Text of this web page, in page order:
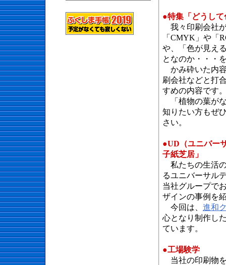
●特集「どうし
我々印刷会社
「CMYK」や「
や、「色が見え
となのか・・・
かみ砕いた内
刷会社などと打
すめの内容です
「植物の葉が
知りたい方もぜ
さい。
●UD（ユニバー
子紙芝居」
私たちの生活
るユニバーサル
当社グループで
ザインの事例を
今回は、 進和
心となり制作し
ています。
●工場験学
当社の印刷物